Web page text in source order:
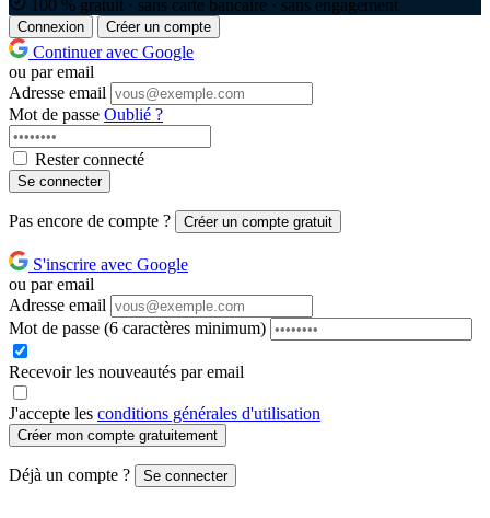
100 % gratuit · sans carte bancaire · sans engagement
Connexion Créer un compte
Continuer avec Google
ou par email
Adresse email
Mot de passe Oublié ?
Rester connecté
Se connecter
Pas encore de compte ? Créer un compte gratuit
S'inscrire avec Google
ou par email
Adresse email
Mot de passe (6 caractères minimum)
Recevoir les nouveautés par email
J'accepte les conditions générales d'utilisation
Créer mon compte gratuitement
Déjà un compte ? Se connecter